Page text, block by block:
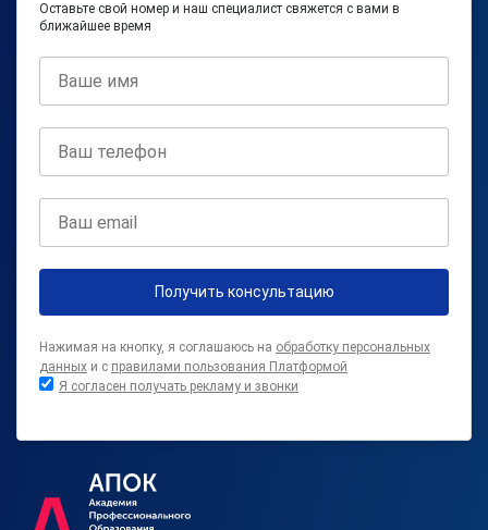
Оставьте свой номер и наш специалист свяжется с вами в
ближайшее время
Получить консультацию
Нажимая на кнопку, я соглашаюсь на обработку персональных
данных и с правилами пользования Платформой
Я согласен получать рекламу и звонки